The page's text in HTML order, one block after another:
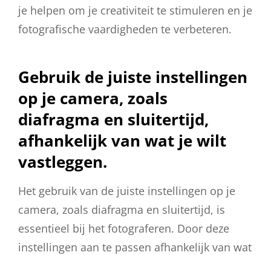
je helpen om je creativiteit te stimuleren en je
fotografische vaardigheden te verbeteren.
Gebruik de juiste instellingen
op je camera, zoals
diafragma en sluitertijd,
afhankelijk van wat je wilt
vastleggen.
Het gebruik van de juiste instellingen op je
camera, zoals diafragma en sluitertijd, is
essentieel bij het fotograferen. Door deze
instellingen aan te passen afhankelijk van wat